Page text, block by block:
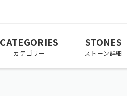
カテゴリー
CATEGORIES
ストーン詳細
STONES